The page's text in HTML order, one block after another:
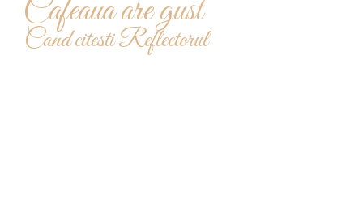
Cafeaua are gust
Cand citesti Reflectorul